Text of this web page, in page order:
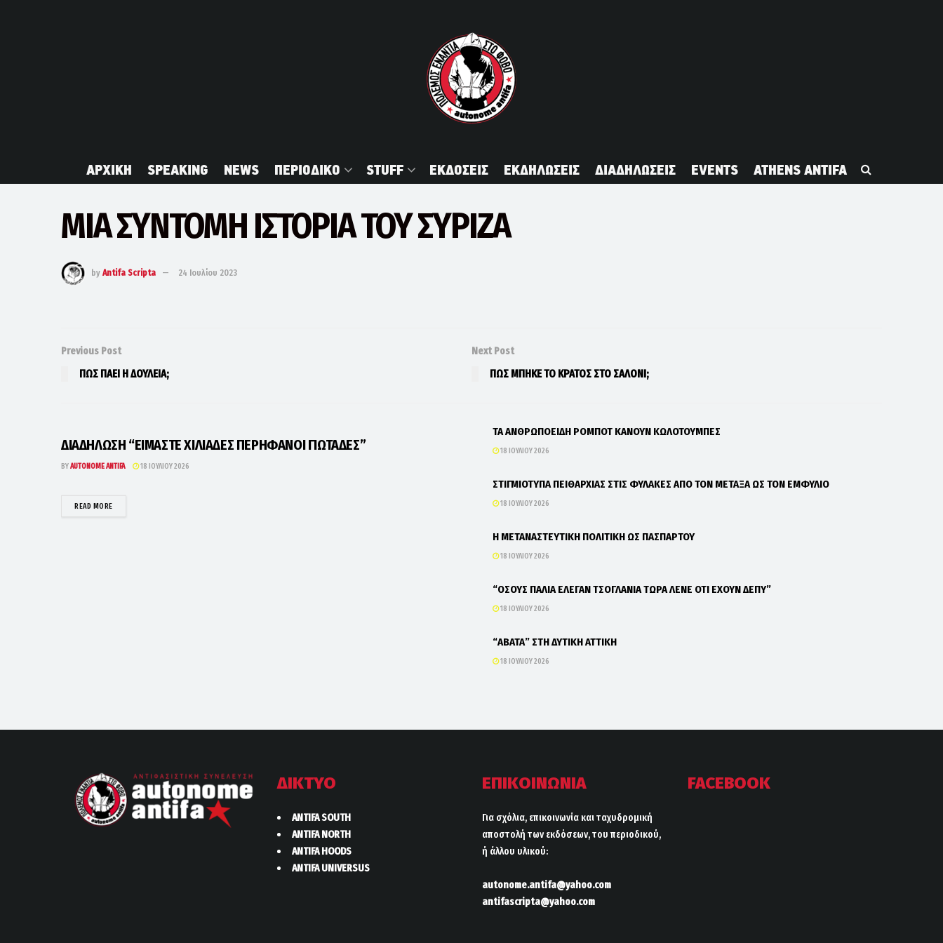
ΑΡΧΙΚΗ SPEAKING NEWS ΠΕΡΙΟΔΙΚΟ STUFF ΕΚΔΟΣΕΙΣ ΕΚΔΗΛΩΣΕΙΣ ΔΙΑΔΗΛΩΣΕΙΣ EVENTS ATHENS ANTIFA
ΜΙΑ ΣΥΝΤΟΜΗ ΙΣΤΟΡΙΑ ΤΟΥ ΣΥΡΙΖΑ
by Antifa Scripta 24 Ιουλίου 2023
Previous Post
ΠΩΣ ΠΑΕΙ Η ΔΟΥΛΕΙΑ;
Next Post
ΠΩΣ ΜΠΗΚΕ ΤΟ ΚΡΑΤΟΣ ΣΤΟ ΣΑΛΟΝΙ;
ΔΙΑΔΗΛΩΣΗ “ΕΙΜΑΣΤΕ ΧΙΛΙΑΔΕΣ ΠΕΡΗΦΑΝΟΙ ΓΙΩΤΑΔΕΣ”
BYAUTONOME ANTIFA 18 ΙΟΥΛΊΟΥ 2026
READ MOREDETAILS
ΤΑ ΑΝΘΡΩΠΟΕΙΔΗ ΡΟΜΠΟΤ ΚΑΝΟΥΝ ΚΩΛΟΤΟΥΜΠΕΣ
18 ΙΟΥΛΊΟΥ 2026
ΣΤΙΓΜΙΟΤΥΠΑ ΠΕΙΘΑΡΧΙΑΣ ΣΤΙΣ ΦΥΛΑΚΕΣ ΑΠΟ ΤΟΝ ΜΕΤΑΞΑ ΩΣ ΤΟΝ ΕΜΦΥΛΙΟ
18 ΙΟΥΛΊΟΥ 2026
Η ΜΕΤΑΝΑΣΤΕΥΤΙΚΗ ΠΟΛΙΤΙΚΗ ΩΣ ΠΑΣΠΑΡΤΟΥ
18 ΙΟΥΛΊΟΥ 2026
“ΟΣΟΥΣ ΠΑΛΙΑ ΕΛΕΓΑΝ ΤΣΟΓΛΑΝΙΑ ΤΩΡΑ ΛΕΝΕ ΟΤΙ ΕΧΟΥΝ ΔΕΠΥ”
18 ΙΟΥΛΊΟΥ 2026
“ΑΒΑΤΑ” ΣΤΗ ΔΥΤΙΚΗ ΑΤΤΙΚΗ
18 ΙΟΥΛΊΟΥ 2026
ΔΙΚΤΥΟ
ANTIFA SOUTH
ANTIFA NORTH
ANTIFA HOODS
ANTIFA UNIVERSUS
ΕΠΙΚΟΙΝΩΝΙΑ
Για σχόλια, επικοινωνία και ταχυδρομική
αποστολή των εκδόσεων, του περιοδικού,
ή άλλου υλικού:
autonome.antifa@yahoo.com
antifascripta@yahoo.com
FACEBOOK